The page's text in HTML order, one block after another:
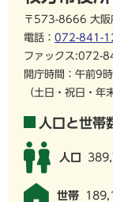
〒573-8666 大阪
電話： 072-841-
ファックス:072-
開庁時間：午前9
（土日・祝日・年
人口と世帯
人口
世帯